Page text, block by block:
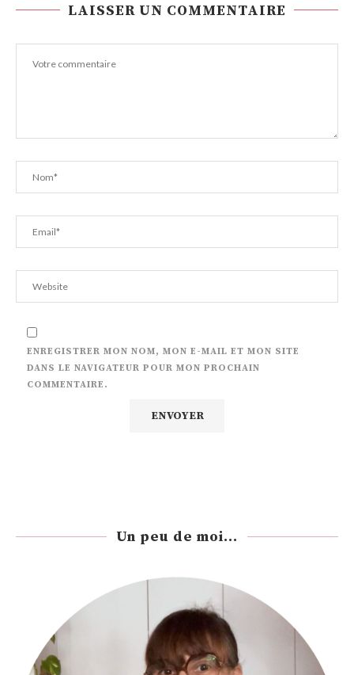
LAISSER UN COMMENTAIRE
ENREGISTRER MON NOM, MON E-MAIL ET MON SITE
DANS LE NAVIGATEUR POUR MON PROCHAIN
COMMENTAIRE.
Un peu de moi...